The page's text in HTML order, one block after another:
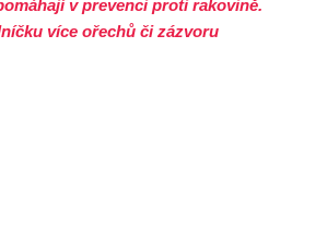
v prevenci proti rakovině.
více ořechů či zázvoru